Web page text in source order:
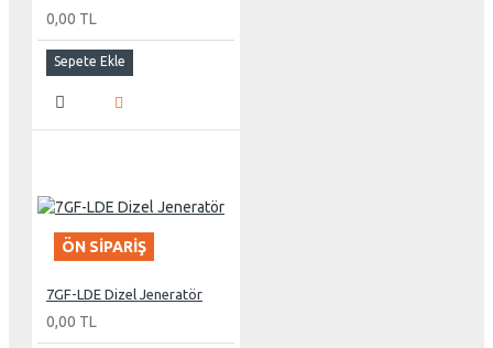
0,00 TL
Sepete Ekle
ÖN SIPARIŞ
7GF-LDE Dizel Jeneratör
0,00 TL